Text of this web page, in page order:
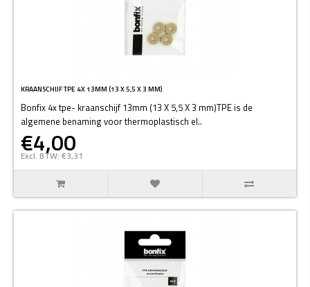
KRAANSCHIJF TPE 4X 13MM (13 X 5,5 X 3 MM)
Bonfix 4x tpe- kraanschijf 13mm (13 X 5,5 X 3 mm)TPE is de
algemene benaming voor thermoplastisch el..
€4,00
Excl. BTW: €3,31